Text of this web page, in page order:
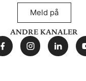
Meld på
Andre kanaler